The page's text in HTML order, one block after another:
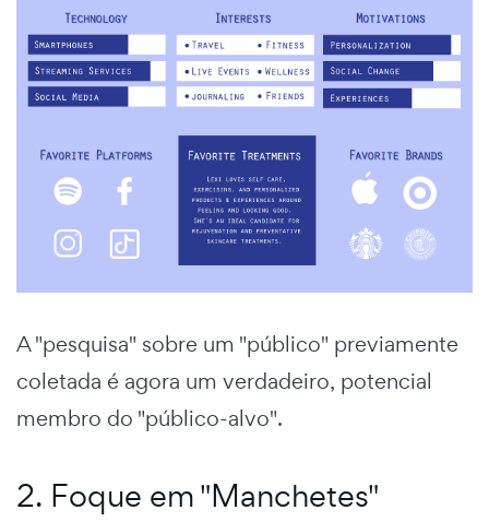
A "pesquisa" sobre um "público" previamente
coletada é agora um verdadeiro, potencial
membro do "público-alvo".
2. Foque em "Manchetes"